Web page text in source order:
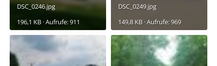
DSC_0246.jpg
196,1 KB · Aufrufe: 911
DSC_0249.jpg
149,8 KB · Aufrufe: 969